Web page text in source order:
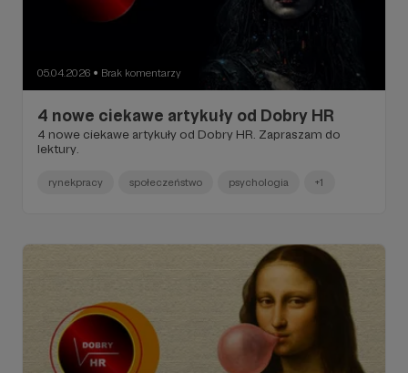
05.04.2026 ● Brak komentarzy
4 nowe ciekawe artykuły od Dobry HR
4 nowe ciekawe artykuły od Dobry HR. Zapraszam do
lektury.
rynekpracy społeczeństwo psychologia +1